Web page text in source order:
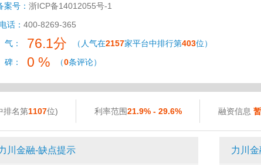
案号： 浙ICP备14012055号-1
话： 400-8269-365
：
76.1分 （人气在2157家平台中排行第403位）
：
0 % （0条评论）
排名第1107位) 利率范围21.9% - 29.6% 融资信息
川金融-缺点提示 力川